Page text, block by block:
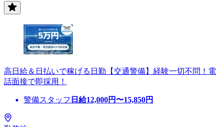
高日給＆日払いで稼げる日勤【交通警備】経験一切不問！電
話面接で即採用！
警備スタッフ 日給12,000円〜15,850円